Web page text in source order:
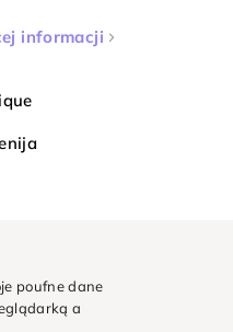
informacji
poufne dane
a